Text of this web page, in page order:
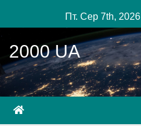
до
вмісту
Пт. Сер 7th, 2026
2000 UA